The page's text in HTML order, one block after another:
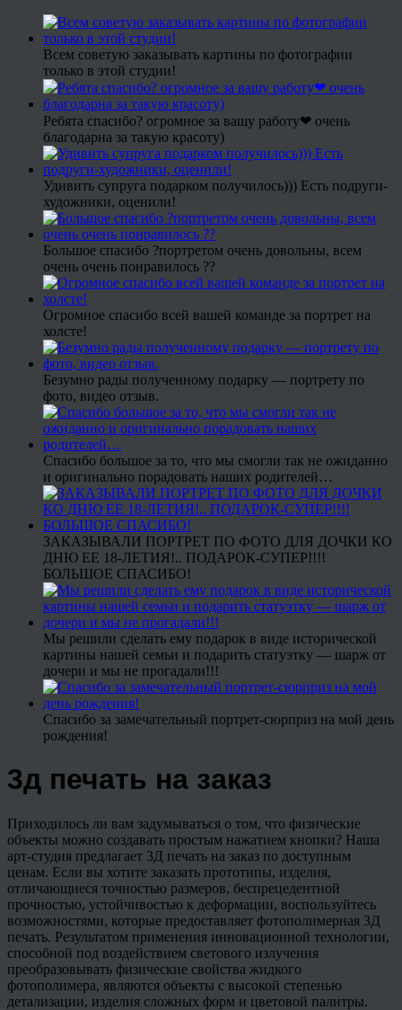
Всем советую заказывать картины по фотографии
только в этой студии!
Ребята спасибо? огромное за вашу работу❤ очень
благодарна за такую красоту)
Удивить супруга подарком получилось))) Есть подруги-
художники, оценили!
Большое спасибо ?портретом очень довольны, всем
очень очень понравилось ??
Огромное спасибо всей вашей команде за портрет на
холсте!
Безумно рады полученному подарку — портрету по
фото, видео отзыв.
Спасибо большое за то, что мы смогли так не ожиданно
и оригинально порадовать наших родителей…
ЗАКАЗЫВАЛИ ПОРТРЕТ ПО ФОТО ДЛЯ ДОЧКИ КО
ДНЮ ЕЕ 18-ЛЕТИЯ!.. ПОДАРОК-СУПЕР!!!!
БОЛЬШОЕ СПАСИБО!
Мы решили сделать ему подарок в виде исторической
картины нашей семьи и подарить статуэтку — шарж от
дочери и мы не прогадали!!!
Спасибо за замечательный портрет-сюрприз на мой день
рождения!
3д печать на заказ
Приходилось ли вам задумываться о том, что физические
объекты можно создавать простым нажатием кнопки? Наша
арт-студия предлагает 3Д печать на заказ по доступным
ценам. Если вы хотите заказать прототипы, изделия,
отличающиеся точностью размеров, беспрецедентной
прочностью, устойчивостью к деформации, воспользуйтесь
возможностями, которые предоставляет фотополимерная 3Д
печать. Результатом применения инновационной технологии,
способной под воздействием светового излучения
преобразовывать физические свойства жидкого
фотополимера, являются объекты с высокой степенью
детализации, изделия сложных форм и цветовой палитры.